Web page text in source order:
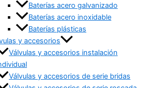
Baterías acero galvanizado
Baterías acero inoxidable
Baterías plásticas
y accesorios
Válvulas y accesorios instalación
Válvulas y accesorios de serie bridas